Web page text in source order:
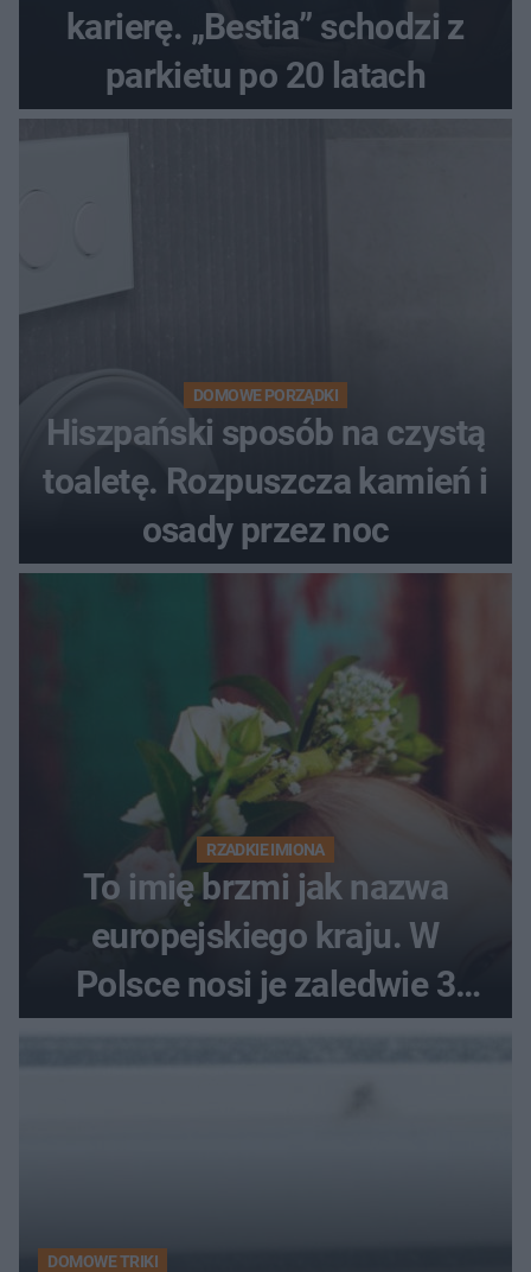
karierę. „Bestia” schodzi z
parkietu po 20 latach
DOMOWE PORZĄDKI
Hiszpański sposób na czystą
toaletę. Rozpuszcza kamień i
osady przez noc
RZADKIE IMIONA
To imię brzmi jak nazwa
europejskiego kraju. W
Polsce nosi je zaledwie 3
kobiety
DOMOWE TRIKI